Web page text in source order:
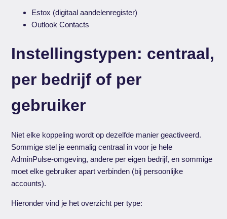
Estox (digitaal aandelenregister)
Outlook Contacts
Instellingstypen: centraal,
per bedrijf of per
gebruiker
Niet elke koppeling wordt op dezelfde manier geactiveerd.
Sommige stel je eenmalig centraal in voor je hele
AdminPulse-omgeving, andere per eigen bedrijf, en sommige
moet elke gebruiker apart verbinden (bij persoonlijke
accounts).
Hieronder vind je het overzicht per type: